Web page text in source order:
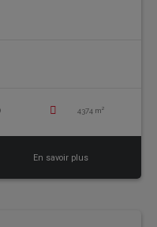
4374 m²
En savoir plus